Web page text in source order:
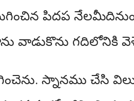
వాడుకొను గదిలోనికి
స్నానము చేసి